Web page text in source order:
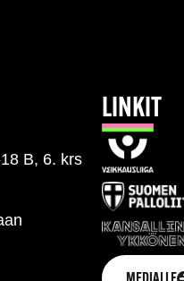
B, 6. krs
LINKIT